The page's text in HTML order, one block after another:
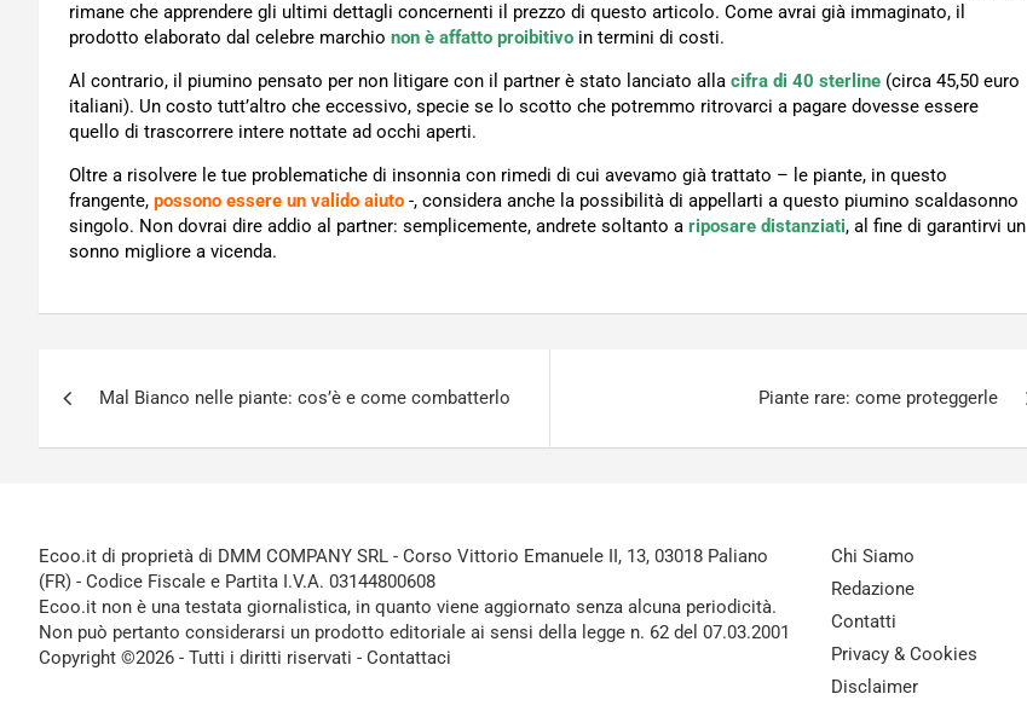
rimane che apprendere gli ultimi dettagli concernenti il prezzo di questo articolo. Come avrai già immaginato, il
prodotto elaborato dal celebre marchio non è affatto proibitivo in termini di costi.
Al contrario, il piumino pensato per non litigare con il partner è stato lanciato alla cifra di 40 sterline (circa 45,50 euro
italiani). Un costo tutt’altro che eccessivo, specie se lo scotto che potremmo ritrovarci a pagare dovesse essere
quello di trascorrere intere nottate ad occhi aperti.
Oltre a risolvere le tue problematiche di insonnia con rimedi di cui avevamo già trattato – le piante, in questo
frangente, possono essere un valido aiuto -, considera anche la possibilità di appellarti a questo piumino scaldasonno
singolo. Non dovrai dire addio al partner: semplicemente, andrete soltanto a riposare distanziati, al fine di garantirvi un
sonno migliore a vicenda.
Mal Bianco nelle piante: cos’è e come combatterlo Piante rare: come proteggerle
Ecoo.it di proprietà di DMM COMPANY SRL - Corso Vittorio Emanuele II, 13, 03018 Paliano
(FR) - Codice Fiscale e Partita I.V.A. 03144800608
Ecoo.it non è una testata giornalistica, in quanto viene aggiornato senza alcuna periodicità.
Non può pertanto considerarsi un prodotto editoriale ai sensi della legge n. 62 del 07.03.2001
Copyright ©2026 - Tutti i diritti riservati - Contattaci
Chi Siamo
Redazione
Contatti
Privacy & Cookies
Disclaimer